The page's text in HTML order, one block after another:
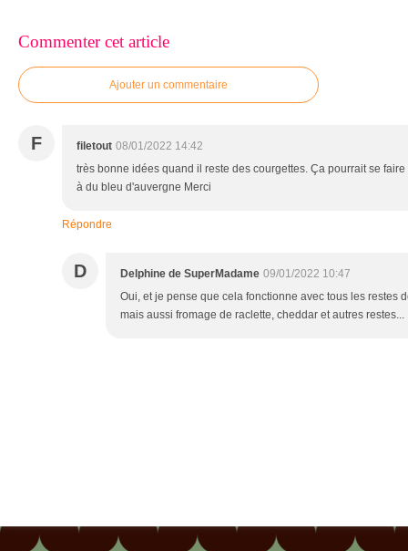
Commenter cet article
Ajouter un commentaire
F filetout 08/01/2022 14:42
très bonne idées quand il reste des courgettes. Ça pourrait se
à du bleu d'auvergne Merci
Répondre
D Delphine de SuperMadame 09/01/2022 10:47
Oui, et je pense que cela fonctionne avec tous les restes
mais aussi fromage de raclette, cheddar et autres restes...